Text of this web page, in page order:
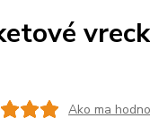
Ako ma